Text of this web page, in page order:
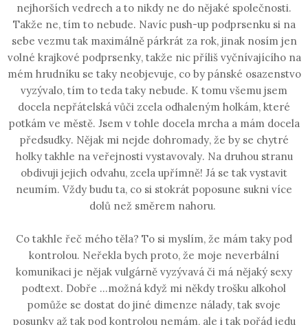
nejhorších vedrech a to nikdy ne do nějaké společnosti.
Takže ne, tím to nebude. Navíc push-up podprsenku si na
sebe vezmu tak maximálně párkrát za rok, jinak nosím jen
volné krajkové podprsenky, takže nic příliš vyčnívajícího na
mém hrudníku se taky neobjevuje, co by pánské osazenstvo
vyzývalo, tím to teda taky nebude. K tomu všemu jsem
docela nepřátelská vůči zcela odhaleným holkám, které
potkám ve městě. Jsem v tohle docela mrcha a mám docela
předsudky. Nějak mi nejde dohromady, že by se chytré
holky takhle na veřejnosti vystavovaly. Na druhou stranu
obdivuji jejich odvahu, zcela upřímně! Já se tak vystavit
neumím. Vždy budu ta, co si stokrát poposune sukni více
dolů než směrem nahoru.
Co takhle řeč mého těla? To si myslím, že mám taky pod
kontrolou. Neřekla bych proto, že moje neverbální
komunikaci je nějak vulgárně vyzývavá či má nějaký sexy
podtext. Dobře ...možná když mi někdy trošku alkohol
pomůže se dostat do jiné dimenze nálady, tak svoje
posunky až tak pod kontrolou nemám, ale i tak pořád jedu